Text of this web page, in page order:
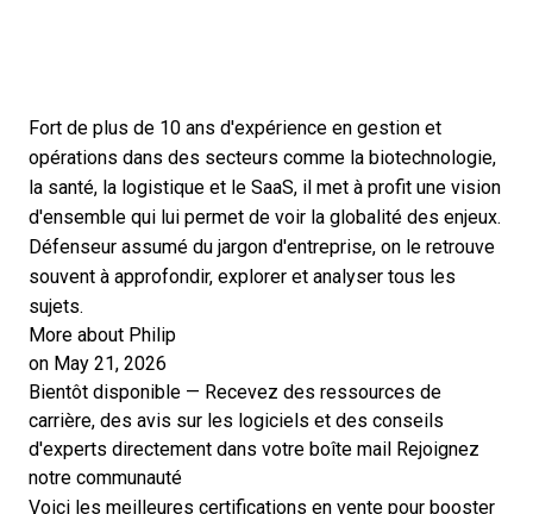
Fort de plus de 10 ans d'expérience en gestion et
opérations dans des secteurs comme la biotechnologie,
la santé, la logistique et le SaaS, il met à profit une vision
d'ensemble qui lui permet de voir la globalité des enjeux.
Défenseur assumé du jargon d'entreprise, on le retrouve
souvent à approfondir, explorer et analyser tous les
sujets.
More about Philip
on May 21, 2026
Bientôt disponible — Recevez des ressources de
carrière, des avis sur les logiciels et des conseils
d'experts directement dans votre boîte mail
Rejoignez
notre communauté
Voici les meilleures certifications en vente pour booster